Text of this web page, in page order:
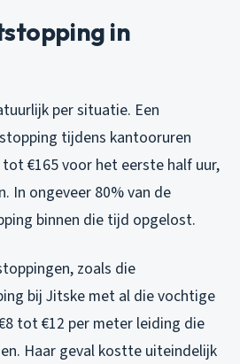
in
per situatie. Een
tijdens kantooruren
€165 voor het eerste half uur,
In ongeveer 80% van de
binnen die tijd opgelost.
zoals die
bij Jitske met al die vochtige
tot €12 per meter leiding die
Haar geval kostte uiteindelijk